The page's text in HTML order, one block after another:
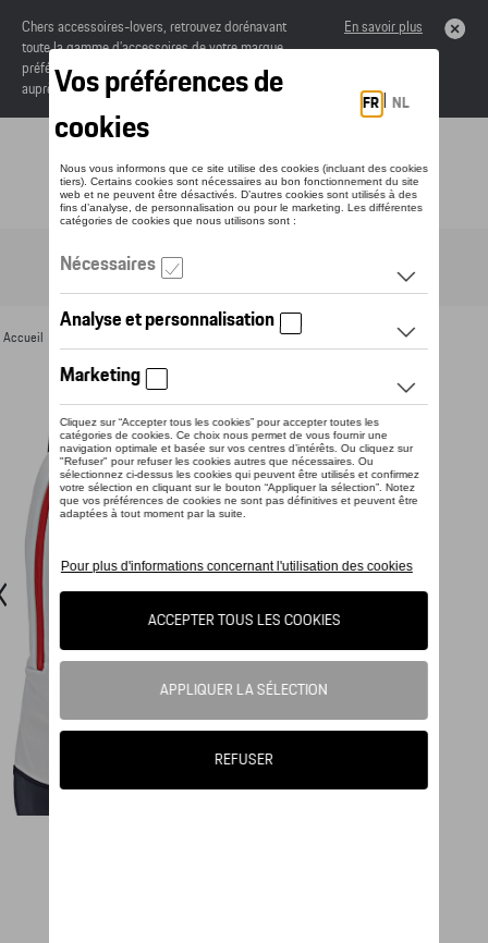
Chers accessoires-lovers, retrouvez dorénavant
toute la gamme d’accessoires de votre marque
préférée sous forme de catalogue à commander
auprès de votre concessionaire.
En savoir plus
Toggle navigation
Accueil